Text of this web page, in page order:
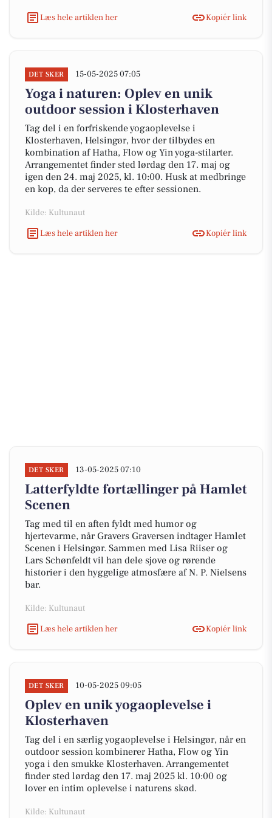
Læs hele artiklen her
Kopiér link
DET SKER 15-05-2025 07:05
Yoga i naturen: Oplev en unik
outdoor session i Klosterhaven
Tag del i en forfriskende yogaoplevelse i
Klosterhaven, Helsingør, hvor der tilbydes en
kombination af Hatha, Flow og Yin yoga-stilarter.
Arrangementet finder sted lørdag den 17. maj og
igen den 24. maj 2025, kl. 10:00. Husk at medbringe
en kop, da der serveres te efter sessionen.
Kilde: Kultunaut
Læs hele artiklen her
Kopiér link
DET SKER 13-05-2025 07:10
Latterfyldte fortællinger på Hamlet
Scenen
Tag med til en aften fyldt med humor og
hjertevarme, når Gravers Graversen indtager Hamlet
Scenen i Helsingør. Sammen med Lisa Riiser og
Lars Schønfeldt vil han dele sjove og rørende
historier i den hyggelige atmosfære af N. P. Nielsens
bar.
Kilde: Kultunaut
Læs hele artiklen her
Kopiér link
DET SKER 10-05-2025 09:05
Oplev en unik yogaoplevelse i
Klosterhaven
Tag del i en særlig yogaoplevelse i Helsingør, når en
outdoor session kombinerer Hatha, Flow og Yin
yoga i den smukke Klosterhaven. Arrangementet
finder sted lørdag den 17. maj 2025 kl. 10:00 og
lover en intim oplevelse i naturens skød.
Kilde: Kultunaut